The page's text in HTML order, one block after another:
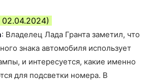
02.04.2024)
: Владелец Лада Гранта заметил, что
знака автомобиля использует
и интересуется, какие именно
для подсветки номера. В